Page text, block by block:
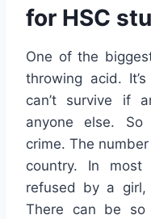
for HSC
One of the
throwing acid.
can’t survive if
anyone else.
crime. The
country. In
refused by a
There can be so